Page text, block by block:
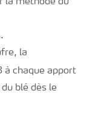
la méthode du
la
chaque apport
blé dès le